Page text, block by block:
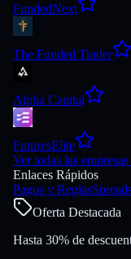
FundedNext
The Funded Trader
Alpha Capital
FuturesElite
Ver todas las empresas
Enlaces Rápidos
Pagos y Reglas
Oferta Destacada
Hasta 30% de